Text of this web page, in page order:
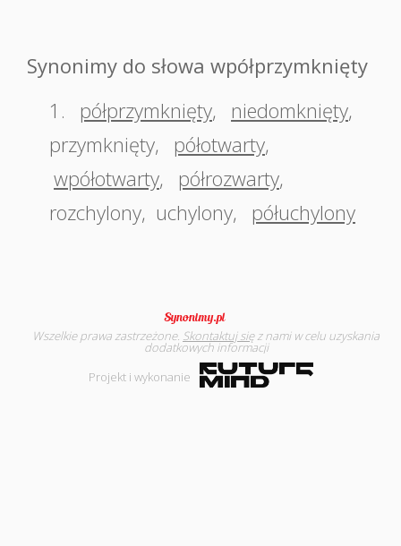
Synonimy do słowa wpółprzymknięty
1.
półprzymknięty, niedomknięty,
przymknięty, półotwarty,
wpółotwarty, półrozwarty,
rozchylony, uchylony, półuchylony
Wszelkie prawa zastrzeżone. Skontaktuj sięz nami w celu uzyskania
dodatkowych informacji
Projekt i wykonanie